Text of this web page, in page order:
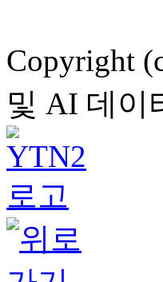
Copyright
및 AI 데이